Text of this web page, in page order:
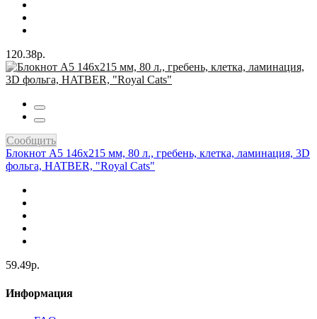
120.38р.
Сообщить
Блокнот А5 146х215 мм, 80 л., гребень, клетка, ламинация, 3D
фольга, HATBER, "Royal Cats"
59.49р.
Информация